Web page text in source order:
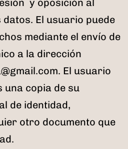
El usuario puede
mediante el envío de
a la dirección
El usuario
copia de su
de identidad,
otro documento que